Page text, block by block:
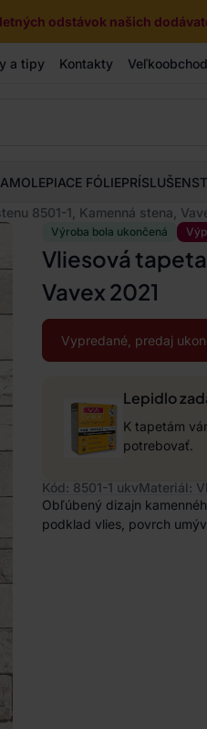
odstávok našich
a tipy Kontakty Veľkoobchod
FÓLIE
8501-1, Kamenná stena,
Výroba bola ukončená
Vliesová
Vavex 2021
Vypredané, predaj
Lepidlo
K tapetám
potrebovať.
Kód: 8501-1 ukvMateriál:
Obľúbený dizajn
podklad vlies, povrch